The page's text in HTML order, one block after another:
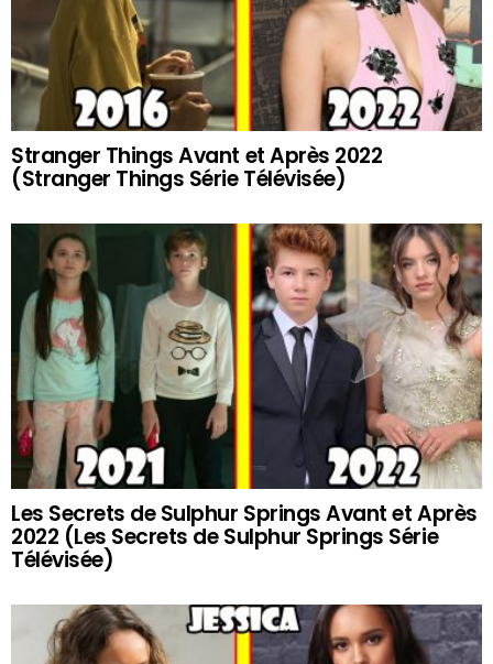
Stranger Things Avant et Après 2022
(Stranger Things Série Télévisée)
Les Secrets de Sulphur Springs Avant et Après
2022 (Les Secrets de Sulphur Springs Série
Télévisée)